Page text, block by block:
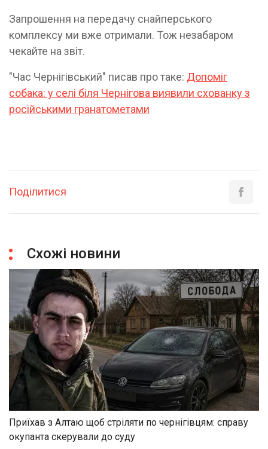
Запрошення на передачу снайперського
комплексу ми вже отримали. Тож незабаром
чекайте на звіт.
"Час Чернігівський" писав про таке: Допоміг
собака: у селі біля Чернігова виявили схованку з
російськими гранатометами
Поділитися
Схожі новини
Приїхав з Алтаю щоб стріляти по чернігівцям: справу
окупанта скерували до суду